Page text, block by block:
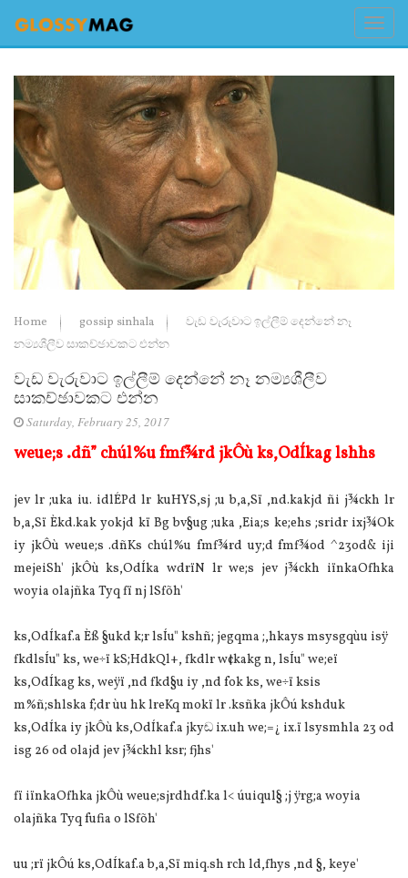
Home gossip sinhala
වැඩ වැරුවාට ඉල්ලීම් දෙන්නේ නෑ
නම්‍යශීලීව සාකච්ඡාවකට එන්න
වැඩ වැරුවාට ඉල්ලීම් දෙන්නේ නෑ නම්‍යශීලීව
සාකච්ඡාවකට එන්න
Saturday, February 25, 2017
weue;s .dñ” chúl%u fmf¾rd jkÔù ks,OdÍkag lshhs
jev lr ;uka iu. idlÉPd lr kuHYS,sj ;u b,a,Sï ,nd.kakjd ñi j¾ckh lr
b,a,Sï Èkd.kak yokjd kï Bg bv§ug ;uka ,Eia‌;s ke;ehs ;sridr ixj¾Ok
iy jkÔù weue;s .dñKs chúl%u fmf¾rd uy;d fmf¾od ^23od& iji
mejeiSh' jkÔù ks,OdÍka wdrïN lr we;s jev j¾ckh iïnkaOfhka
woyia‌ ola‌jñka Tyq fï nj lSfõh'
ks,OdÍkaf.a Èß §ukd k;r lsÍu" kshñ; jegqma ;,hkays msysgqùu isÿ
fkdlsÍu" ks, we÷ï kS;HdkQl+, fkdlr w¢kakg n, lsÍu" we;eï
ks,OdÍkag ks, weÿï ,nd fkd§u iy ,nd fok ks, we÷ï ksis
m%ñ;shlska f;dr ùu hk lreKq mokï lr .ksñka jkÔú kshduk
ks,OdÍka iy jkÔù ks,OdÍkaf.a jkyඬ ix.uh we;=¿ ix.ï lsysmhla‌ 23 od
isg 26 od ola‌jd jev j¾ckhl ksr; fjhs'
fï iïnkaOfhka jkÔù weue;sjrdhdf.ka l< úuiqul§ ;j ÿrg;a woyia‌
ola‌jñka Tyq fufia o lSfõh'
uu ;rï jkÔú ks,OdÍkaf.a b,a,Sï miq.sh rch ld,fhys ,nd §, keye'